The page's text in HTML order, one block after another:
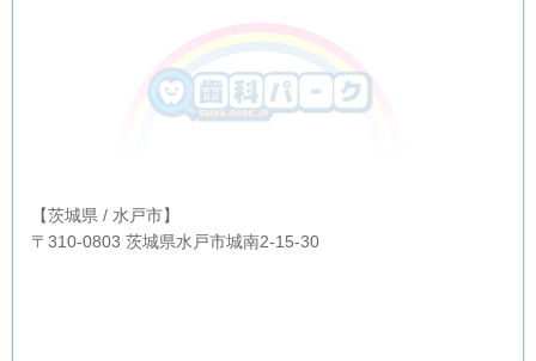
【茨城県 / 水戸市】
〒310-0803 茨城県水戸市城南2-15-30